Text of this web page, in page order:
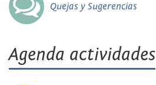
Quejas y Sugerencias
Agenda actividades